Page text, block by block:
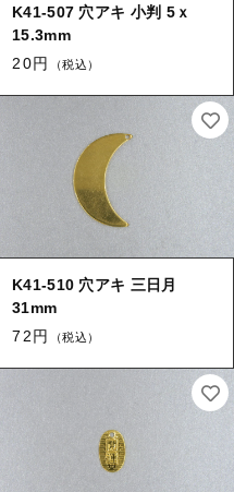
K41-507 穴アキ 小判 5ｘ
15.3mm
20円
（税込）
K41-510 穴アキ 三日月
31mm
72円
（税込）
カン
込
ップ
ン
具
レート
ローチピン
ン・小判カン
】 指輪
ヤリング
ップ・差込
ク用クリップ
クタイピン